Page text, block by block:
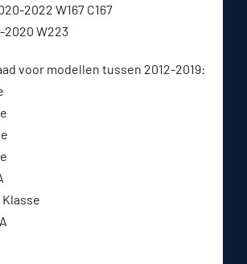
2022 W167 C167
2020 W223
voor modellen tussen 2012-2019:
Klasse